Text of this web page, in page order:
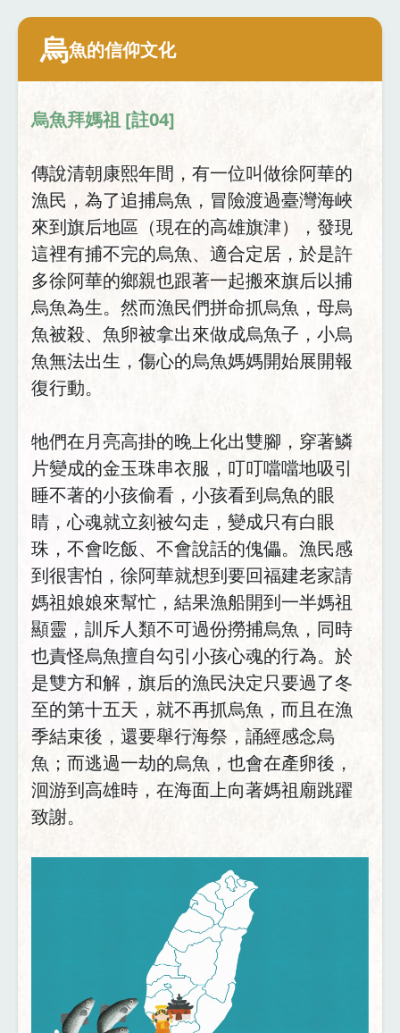
烏魚的信仰文化
烏魚拜媽祖 [註04]
傳說清朝康熙年間，有一位叫做徐阿華的
漁民，為了追捕烏魚，冒險渡過臺灣海峽
來到旗后地區（現在的高雄旗津），發現
這裡有捕不完的烏魚、適合定居，於是許
多徐阿華的鄉親也跟著一起搬來旗后以捕
烏魚為生。然而漁民們拼命抓烏魚，母烏
魚被殺、魚卵被拿出來做成烏魚子，小烏
魚無法出生，傷心的烏魚媽媽開始展開報
復行動。
牠們在月亮高掛的晚上化出雙腳，穿著鱗
片變成的金玉珠串衣服，叮叮噹噹地吸引
睡不著的小孩偷看，小孩看到烏魚的眼
睛，心魂就立刻被勾走，變成只有白眼
珠，不會吃飯、不會說話的傀儡。漁民感
到很害怕，徐阿華就想到要回福建老家請
媽祖娘娘來幫忙，結果漁船開到一半媽祖
顯靈，訓斥人類不可過份撈捕烏魚，同時
也責怪烏魚擅自勾引小孩心魂的行為。於
是雙方和解，旗后的漁民決定只要過了冬
至的第十五天，就不再抓烏魚，而且在漁
季結束後，還要舉行海祭，誦經感念烏
魚；而逃過一劫的烏魚，也會在產卵後，
洄游到高雄時，在海面上向著媽祖廟跳躍
致謝。